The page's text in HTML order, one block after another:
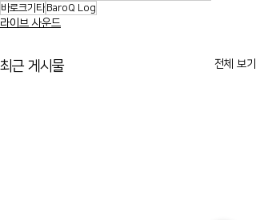
바로크기타 BaroQ Log
라이브 사운드
최근 게시물 전체 보기